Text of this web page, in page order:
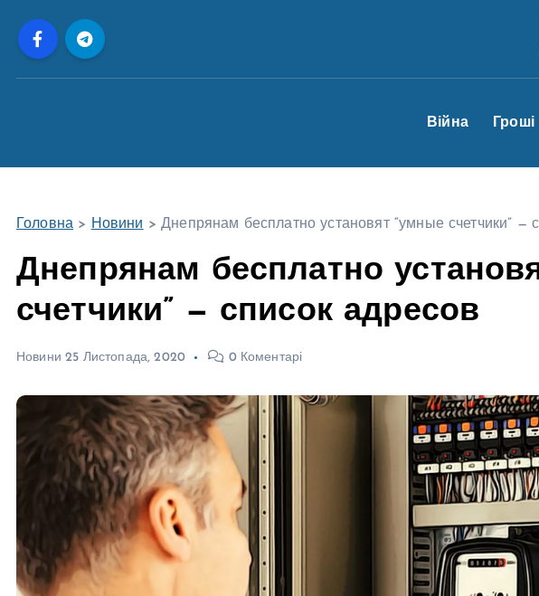
Війна Гроші
Головна > Новини >Днепрянам бесплатно установят “умные счетчики” —
Днепрянам бесплатно
счетчики” — список адресов
Новини 25 Листопада, 2020 0 Коментарі